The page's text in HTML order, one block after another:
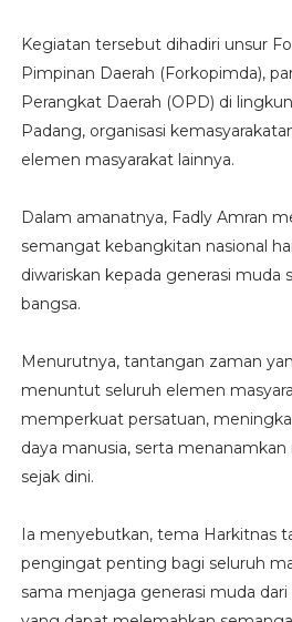
Kegiatan tersebut dihadiri unsur
Pimpinan Daerah (Forkopimda),
Perangkat Daerah (OPD) di
Padang, organisasi
elemen masyarakat lainnya.
Dalam amanatnya, Fadly Amran
semangat kebangkitan nasional
diwariskan kepada generasi muda
bangsa.
Menurutnya, tantangan zaman
menuntut seluruh elemen
memperkuat persatuan,
daya manusia, serta menanamkan
sejak dini.
Ia menyebutkan, tema Harkitnas
pengingat penting bagi seluruh
sama menjaga generasi muda